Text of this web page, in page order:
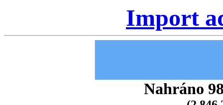
Import
Nahráno